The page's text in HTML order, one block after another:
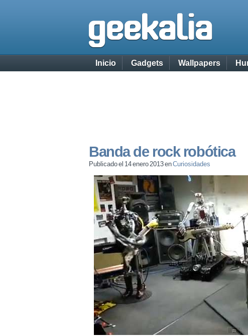
Inicio Gadgets Wallpapers
Banda de rock robótica
Publicado el 14 enero 2013 enCuriosidades